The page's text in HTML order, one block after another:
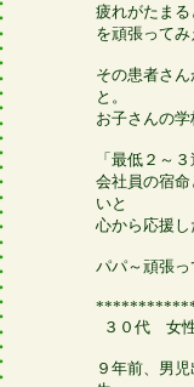
疲れがたま
を頑張ってみ
その患者さ
と。
お子さんの学
「最低２～
会社員の宿
いと
心から応援し
パパ～頑張っ
３０代 女
９年前、男